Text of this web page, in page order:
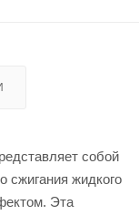
собой
сжигания жидкого
Эта